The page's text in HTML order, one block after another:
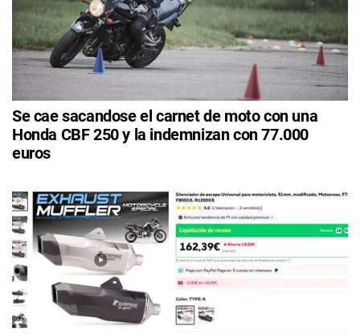
Se cae sacandose el carnet de moto con una
Honda CBF 250 y la indemnizan con 77.000
euros